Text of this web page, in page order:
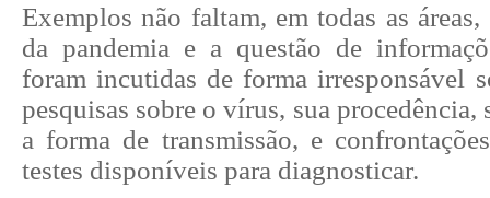
Exemplos não faltam, em todas as
da pandemia e a questão de
foram incutidas de forma irresponsável
pesquisas sobre o vírus, sua procedência,
a forma de transmissão, e
testes disponíveis para diagnosticar.